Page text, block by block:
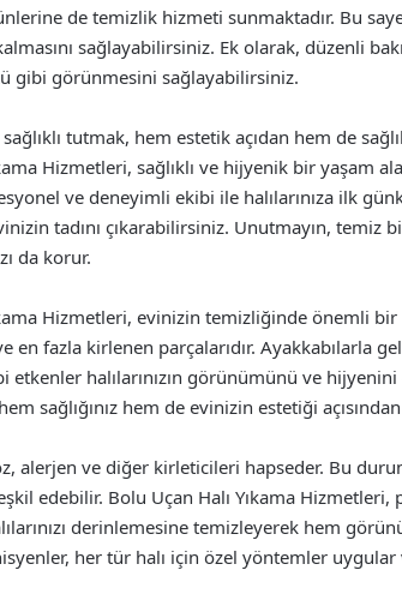
de temizlik hizmeti sunmaktadır. Bu
sağlayabilirsiniz. Ek olarak, düzenli
gibi görünmesini sağlayabilirsiniz.
tutmak, hem estetik açıdan hem de
Hizmetleri, sağlıklı ve hijyenik bir yaşam
ve deneyimli ekibi ile halılarınıza ilk
tadını çıkarabilirsiniz. Unutmayın, temiz
da korur.
Hizmetleri, evinizin temizliğinde önemli
en fazla kirlenen parçalarıdır. Ayakkabılarla
etkenler halılarınızın görünümünü ve
sağlığınız hem de evinizin estetiği
alerjen ve diğer kirleticileri hapseder. Bu
edebilir. Bolu Uçan Halı Yıkama
derinlemesine temizleyerek hem
her tür halı için özel yöntemler uygular